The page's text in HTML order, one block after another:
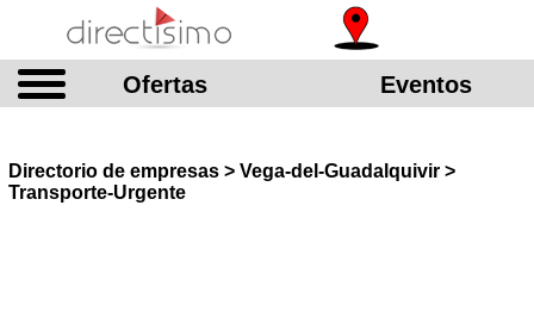
Ofertas Eventos
Directorio de empresas > Vega-del-Guadalquivir >
Transporte-Urgente